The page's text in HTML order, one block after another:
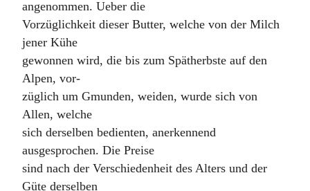
angenommen. Ueber die
Vorzüglichkeit dieser Butter, welche von der Milch
jener Kühe
gewonnen wird, die bis zum Spätherbste auf den
Alpen, vor-
züglich um Gmunden, weiden, wurde sich von
Allen, welche
sich derselben bedienten, anerkennend
ausgesprochen. Die Preise
sind nach der Verschiedenheit des Alters und der
Güte derselben